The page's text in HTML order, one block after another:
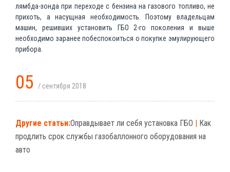
лямбда-зонда при переходе с бензина на газового топливо, не
прихоть, а насущная необходимость. Поэтому владельцам
машин, решивших установить ГБО 2-го поколения и выше
необходимо заранее побеспокоиться о покупке эмулирующего
прибора.
05 / сентября 2018
Другие статьи:Оправдывает ли себя установка ГБО | Как
продлить срок службы газобаллонного оборудования на
авто